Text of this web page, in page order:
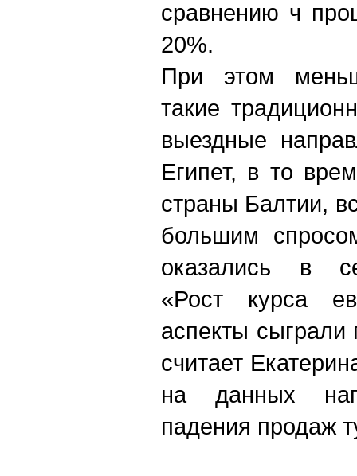
сравнению ч
20%.
При этом
такие
выездные
Египет, в то
страны Балтии,
большим
оказались в
«Рост курса
аспекты сыграли
считает
на данных
падения продаж